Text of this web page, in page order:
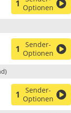
1 Optionen
1
Sender-
Optionen
1
Sender-
Optionen